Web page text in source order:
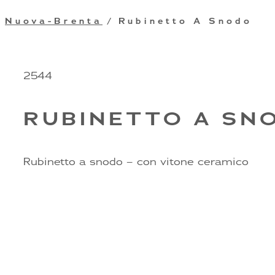
Nuova-Brenta / Rubinetto A Snodo
2544
RUBINETTO A
Rubinetto a snodo – con vitone ceramico